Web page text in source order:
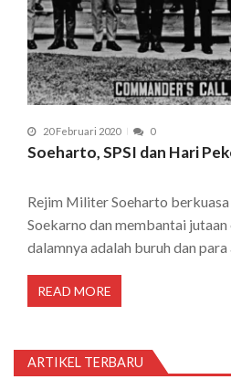
20 Februari 2020 0
Soeharto, SPSI dan Hari
Rejim Militer Soeharto
Soekarno dan membantai
dalamnya adalah buruh dan
READ MORE
ARTIKEL TERBARU